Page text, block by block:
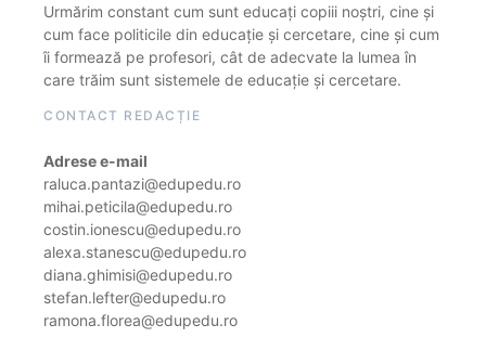
Urmărim constant cum sunt educați copiii noștri, cine și
cum face politicile din educație și cercetare, cine și cum
îi formează pe profesori, cât de adecvate la lumea în
care trăim sunt sistemele de educație și cercetare.
CONTACT REDACȚIE
Adrese e-mail
raluca.pantazi@edupedu.ro
mihai.peticila@edupedu.ro
costin.ionescu@edupedu.ro
alexa.stanescu@edupedu.ro
diana.ghimisi@edupedu.ro
stefan.lefter@edupedu.ro
ramona.florea@edupedu.ro